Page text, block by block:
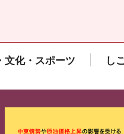
文化・スポーツ し
ここから最大3つずつ